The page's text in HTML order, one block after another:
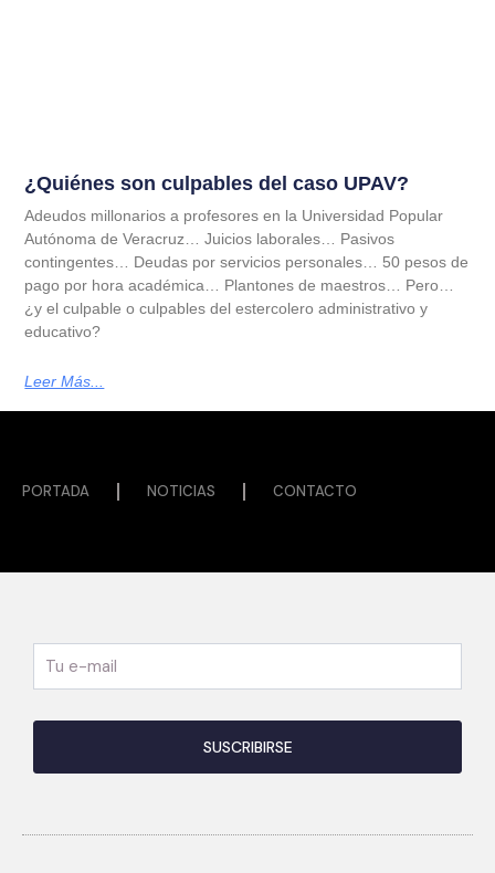
¿Quiénes son culpables del caso UPAV?
Adeudos millonarios a profesores en la Universidad Popular
Autónoma de Veracruz… Juicios laborales… Pasivos
contingentes… Deudas por servicios personales… 50 pesos de
pago por hora académica… Plantones de maestros… Pero…
¿y el culpable o culpables del estercolero administrativo y
educativo?
Leer Más...
PORTADA NOTICIAS CONTACTO